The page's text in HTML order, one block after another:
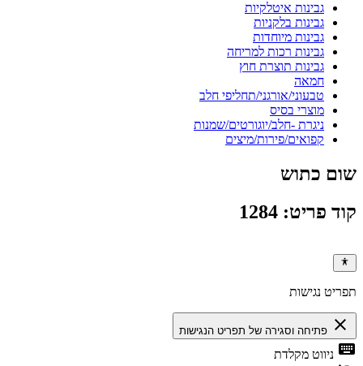
גבינות איטלקיות
גבינות בלקניות
גבינות מיוחדות
גבינות רכות למריחה
גבינות תוצרת חוץ
חמאה
טבעוני/אורגני/תחליפי חלב
מוצרי בסיס
ניגרת -חלב/יוגורטים/שמנות
קפואים/פירות/מיצים
שום כתוש
קוד פריט: 1284
תפריט נגישות
close פתיחה וסגירה של תפריט הנגישות
keyboard ניווט מקלדת